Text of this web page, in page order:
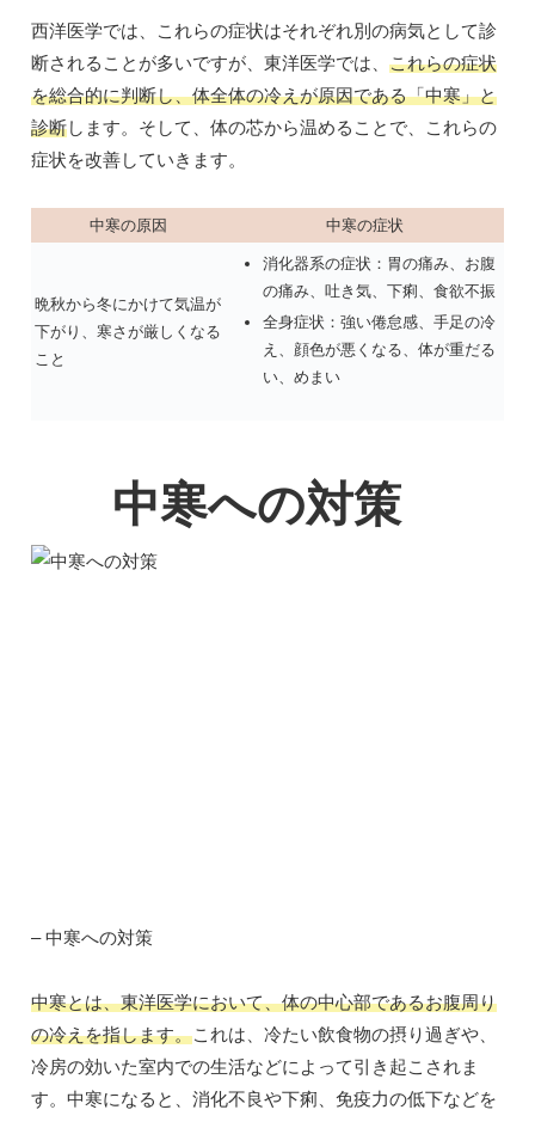
西洋医学では、これらの症状はそれぞれ別の病気として診
断されることが多いですが、東洋医学では、 これらの症状
を総合的に判断し、体全体の冷えが原因である「中寒」と
診断します。そして、体の芯から温めることで、これらの
症状を改善していきます。
中寒の原因 中寒の症状
晩秋から冬にかけて気温が
下がり、寒さが厳しくなる
こと
消化器系の症状：胃の痛み、お腹
の痛み、吐き気、下痢、食欲不振
全身症状：強い倦怠感、手足の冷
え、顔色が悪くなる、体が重だる
い、めまい
中寒への対策
– 中寒への対策
中寒とは、東洋医学において、体の中心部であるお腹周り
の冷えを指します。これは、冷たい飲食物の摂り過ぎや、
冷房の効いた室内での生活などによって引き起こされま
す。中寒になると、消化不良や下痢、免疫力の低下などを